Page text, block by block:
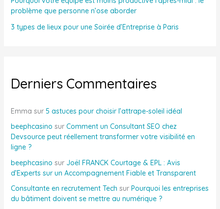
problème que personne n’ose aborder
3 types de lieux pour une Soirée d’Entreprise à Paris
Derniers Commentaires
Emma sur 5 astuces pour choisir l’attrape-soleil idéal
beephcasino sur Comment un Consultant SEO chez
Devsource peut réellement transformer votre visibilité en
ligne ?
beephcasino sur Joël FRANCK Courtage & EPL : Avis
d’Experts sur un Accompagnement Fiable et Transparent
Consultante en recrutement Tech sur Pourquoi les entreprises
du bâtiment doivent se mettre au numérique ?